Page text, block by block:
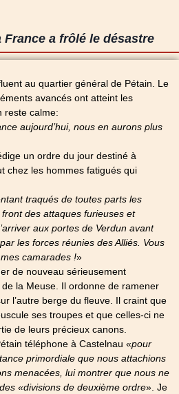
France a frôlé le désastre
au quartier général de Pétain. Le
avancés ont atteint les
reste calme:
aujourd’hui, nous en aurons plus
un ordre du jour destiné à
chez les hommes fatigués qui
traqués de toutes parts les
des attaques furieuses et
aux portes de Verdun avant
les forces réunies des Alliés. Vous
camarades !»
de nouveau sérieusement
de la Meuse. Il ordonne de ramener
l’autre berge du fleuve. Il craint que
ses troupes et que celles-ci ne
de leurs précieux canons.
téléphone à Castelnau «pour
primordiale que nous attachions
menacées, lui montrer que nous ne
«divisions de deuxième ordre». Je